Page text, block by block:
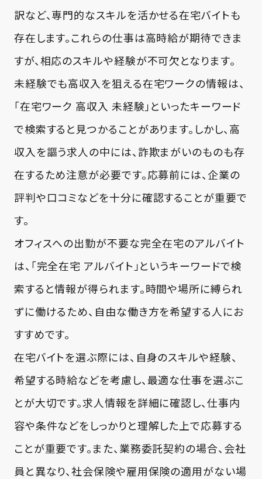
訳など、専門的なスキルを活かせる在宅バイトも
存在します。これらの仕事は高時給が期待できま
すが、相応のスキルや経験が不可欠となります。
未経験でも高収入を狙える在宅ワークの情報は、
「在宅ワーク 高収入 未経験」といったキーワード
で検索すると見つかることがあります。しかし、高
収入を謳う求人の中には、詐欺まがいのものも存
在するため注意が必要です。応募前には、企業の
評判や口コミなどを十分に確認することが重要で
す。
オフィスへの出勤が不要な完全在宅のアルバイト
は、「完全在宅 アルバイト」というキーワードで検
索すると情報が得られます。時間や場所に縛られ
ずに働けるため、自由な働き方を希望する人にお
すすめです。
在宅バイトを選ぶ際には、自身のスキルや経験、
希望する時給などを考慮し、最適な仕事を選ぶこ
とが大切です。求人情報を詳細に確認し、仕事内
容や条件などをしっかりと理解した上で応募する
ことが重要です。また、業務委託契約の場合、会社
員と異なり、社会保険や雇用保険の適用がない場